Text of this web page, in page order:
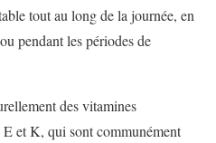
tout au long de la journée, en
pendant les périodes de
des vitamines
et K, qui sont communément